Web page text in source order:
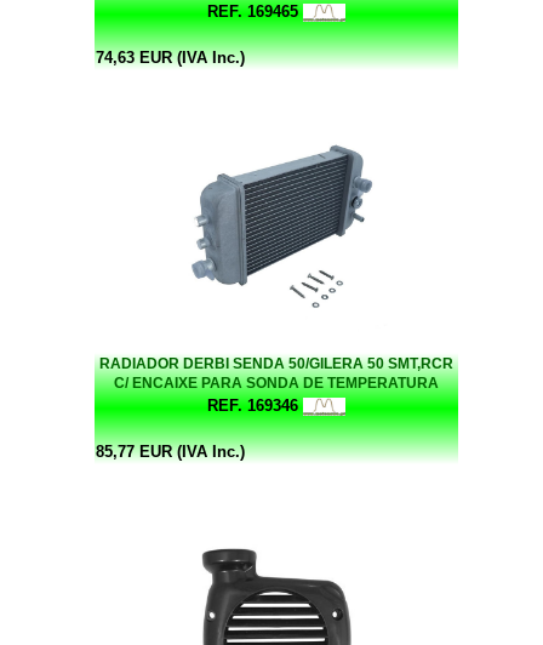
REF. 169465
74,63 EUR (IVA Inc.)
RADIADOR DERBI SENDA 50/GILERA 50 SMT,RCR
C/ ENCAIXE PARA SONDA DE TEMPERATURA
REF. 169346
85,77 EUR (IVA Inc.)